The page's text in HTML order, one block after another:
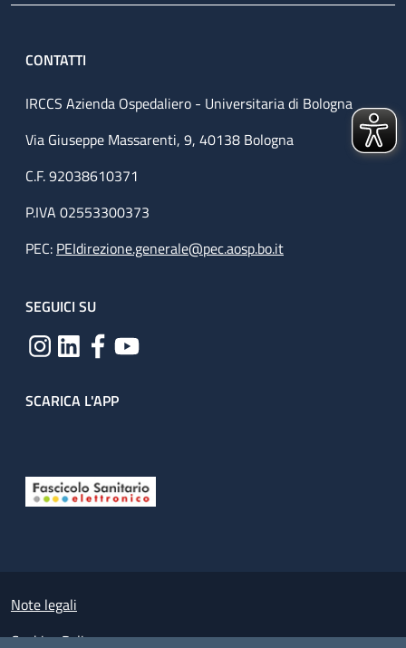
CONTATTI
IRCCS Azienda Ospedaliero - Universitaria di Bologna
Via Giuseppe Massarenti, 9, 40138 Bologna
C.F. 92038610371
P.IVA 02553300373
PEC: PEIdirezione.generale@pec.aosp.bo.it
SEGUICI SU
SCARICA L'APP
Small prints
Note legali
Cookies Policy